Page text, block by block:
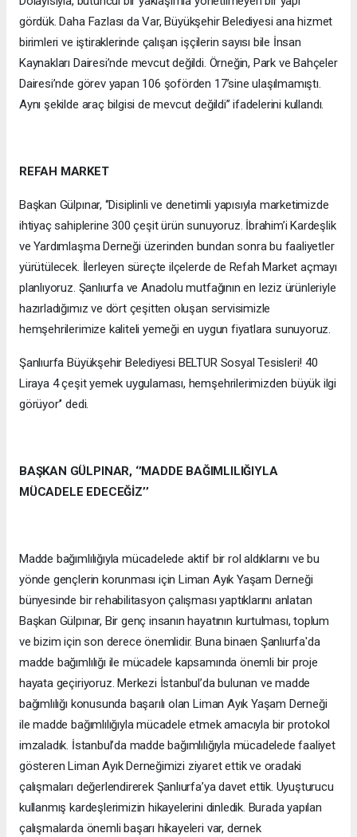
gördük. Daha Fazlası da Var, Büyükşehir Belediyesi ana hizmet
birimleri ve iştiraklerinde çalışan işçilerin sayısı bile İnsan
Kaynakları Dairesi’nde mevcut değildi. Örneğin, Park ve Bahçeler
Dairesi’nde görev yapan 106 şoförden 17’sine ulaşılmamıştı.
Aynı şekilde araç bilgisi de mevcut değildi’’ ifadelerini kullandı.
REFAH MARKET
Başkan Gülpınar, ‘’Disiplinli ve denetimli yapısıyla marketimizde
ihtiyaç sahiplerine 300 çeşit ürün sunuyoruz. İbrahim’i Kardeşlik
ve Yardımlaşma Derneği üzerinden bundan sonra bu faaliyetler
yürütülecek. İlerleyen süreçte ilçelerde de Refah Market açmayı
planlıyoruz. Şanlıurfa ve Anadolu mutfağının en leziz ürünleriyle
hazırladığımız ve dört çeşitten oluşan servisimizle
hemşehrilerimize kaliteli yemeği en uygun fiyatlara sunuyoruz.
Şanlıurfa Büyükşehir Belediyesi BELTUR Sosyal Tesisleri! 40
Liraya 4 çeşit yemek uygulaması, hemşehrilerimizden büyük ilgi
görüyor’’ dedi.
BAŞKAN GÜLPINAR, ‘’MADDE BAĞIMLILIĞIYLA
MÜCADELE EDECEĞİZ’’
Madde bağımlılığıyla mücadelede aktif bir rol aldıklarını ve bu
yönde gençlerin korunması için Liman Ayık Yaşam Derneği
bünyesinde bir rehabilitasyon çalışması yaptıklarını anlatan
Başkan Gülpınar, Bir genç insanın hayatının kurtulması, toplum
ve bizim için son derece önemlidir. Buna binaen Şanlıurfa'da
madde bağımlılığı ile mücadele kapsamında önemli bir proje
hayata geçiriyoruz. Merkezi İstanbul’da bulunan ve madde
bağımlılığı konusunda başarılı olan Liman Ayık Yaşam Derneği
ile madde bağımlılığıyla mücadele etmek amacıyla bir protokol
imzaladık. İstanbul’da madde bağımlılığıyla mücadelede faaliyet
gösteren Liman Ayık Derneğimizi ziyaret ettik ve oradaki
çalışmaları değerlendirerek Şanlıurfa’ya davet ettik. Uyuşturucu
kullanmış kardeşlerimizin hikayelerini dinledik. Burada yapılan
çalışmalarda önemli başarı hikayeleri var, dernek